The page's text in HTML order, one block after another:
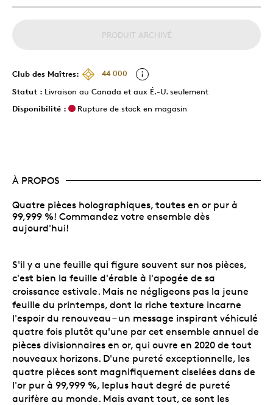
PRODUIT ARCHIVÉ
Club des Maîtres:
44 000
Statut : Livraison au Canada et aux É.-U. seulement
Disponibilité :
Rupture de stock en magasin
À PROPOS
Quatre pièces holographiques, toutes en or pur à
99,999 %! Commandez votre ensemble dès
aujourd'hui!
S'il y a une feuille qui figure souvent sur nos pièces,
c'est bien la feuille d'érable à l'apogée de sa
croissance estivale. Mais ne négligeons pas la jeune
feuille du printemps, dont la riche texture incarne
l'espoir du renouveau – un message inspirant véhiculé
quatre fois plutôt qu'une par cet ensemble annuel de
pièces divisionnaires en or, qui ouvre en 2020 de tout
nouveaux horizons. D'une pureté exceptionnelle, les
quatre pièces sont magnifiquement ciselées dans de
l'or pur à 99,999 %, leplus haut degré de pureté
aurifère au monde. Mais avant tout, ce sont les